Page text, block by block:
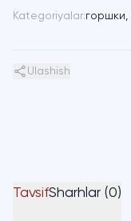
Kategoriyalar:горшки,
Ulashish
TavsifSharhlar (0)